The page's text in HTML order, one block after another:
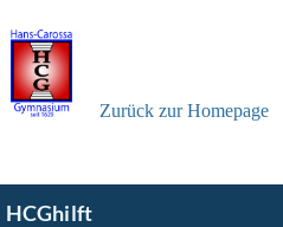
Zurück zur Homepage
Hauptinhalt
wechseln
HCGhilft